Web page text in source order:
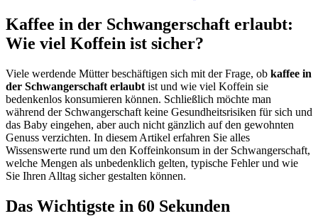
Kaffee in der Schwangerschaft erlaubt:
Wie viel Koffein ist sicher?
Viele werdende Mütter beschäftigen sich mit der Frage, ob kaffee in
der Schwangerschaft erlaubt ist und wie viel Koffein sie
bedenkenlos konsumieren können. Schließlich möchte man
während der Schwangerschaft keine Gesundheitsrisiken für sich und
das Baby eingehen, aber auch nicht gänzlich auf den gewohnten
Genuss verzichten. In diesem Artikel erfahren Sie alles
Wissenswerte rund um den Koffeinkonsum in der Schwangerschaft,
welche Mengen als unbedenklich gelten, typische Fehler und wie
Sie Ihren Alltag sicher gestalten können.
Das Wichtigste in 60 Sekunden